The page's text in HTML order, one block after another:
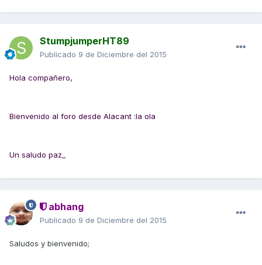
StumpjumperHT89
Publicado 9 de Diciembre del 2015
Hola compañero,
Bienvenido al foro desde Alacant :la ola
Un saludo paz_
abhang
Publicado 9 de Diciembre del 2015
Saludos y bienvenido;